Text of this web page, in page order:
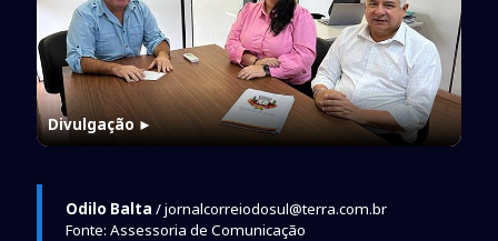
Divulgação►
Odilo Balta / jornalcorreiodosul@terra.com.br
Fonte: Assessoria de Comunicação